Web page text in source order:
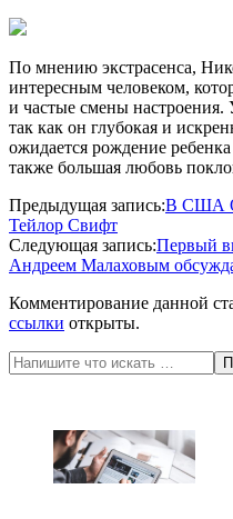
По мнению экстрасенса,
интересным человеком,
и частые смены
так как он глубокая и
ожидается рождение
также большая любовь
2017-
08-
31
Предыдущая запись:В США
Тейлор Свифт
Следующая запись:Первый
Андреем Малаховым
Комментирование данной
ссылки открыты.
Поиск